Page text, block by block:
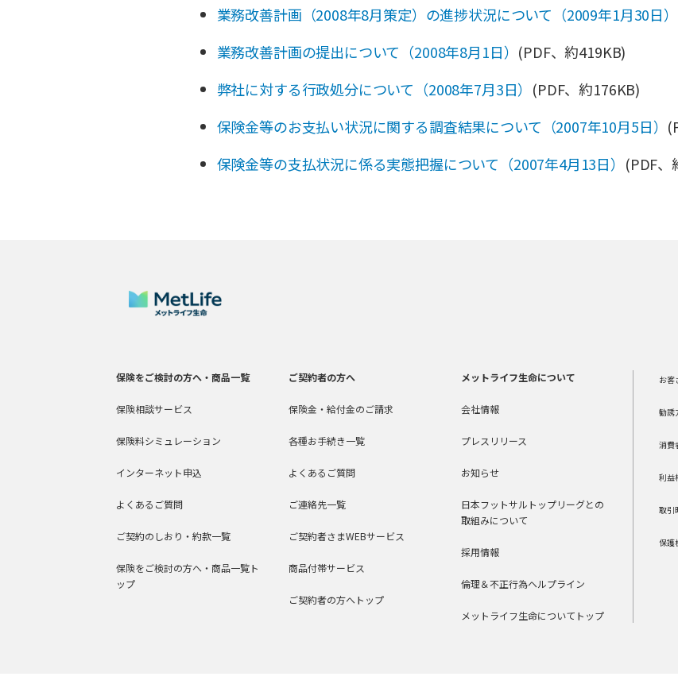
業務改善計画（2008年8月策定）の進捗状況について（2009年1月30日）
業務改善計画の提出について（2008年8月1日） (PDF、約419KB)
弊社に対する行政処分について（2008年7月3日） (PDF、約176KB)
保険金等のお支払い状況に関する調査結果について（2007年10月5日）
保険金等の支払状況に係る実態把握について（2007年4月13日） (PDF、
保険をご検討の方へ・商品一覧
保険相談サービス
保険料シミュレーション
インターネット申込
よくあるご質問
ご契約のしおり・約款一覧
保険をご検討の方へ・商品一覧ト
ップ
ご契約者の方へ
保険金・給付金のご請求
各種お手続き一覧
よくあるご質問
ご連絡先一覧
ご契約者さまWEBサービス
商品付帯サービス
ご契約者の方へトップ
メットライフ生命について
会社情報
プレスリリース
お知らせ
日本フットサルトップリーグとの
取組みについて
採用情報
倫理＆不正行為ヘルプライン
メットライフ生命についてトップ
お客
勧誘
消費
利益
取引
保護